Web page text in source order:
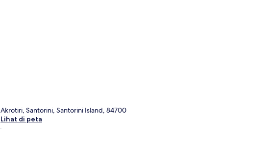
Akrotiri, Santorini, Santorini Island, 84700
Lihat di peta